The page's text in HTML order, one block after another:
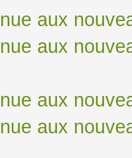
aux
aux
aux
aux